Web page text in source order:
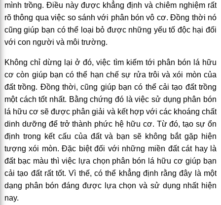
mình trồng. Điều này được khẳng định và chiêm nghiệm rất
rõ thông qua việc so sánh với phân bón vô cơ. Đồng thời nó
cũng giúp bạn có thể loại bỏ được những yếu tố độc hại đối
với con người và môi trường.
Không chỉ dừng lại ở đó, việc tìm kiếm tới phân bón lá hữu
cơ còn giúp bạn có thể hạn chế sự rửa trôi và xói mòn của
đất trồng. Đồng thời, cũng giúp bạn có thể cải tạo đất trồng
một cách tốt nhất. Bằng chứng đó là việc sử dụng phân bón
lá hữu cơ sẽ được phân giải và kết hợp với các khoáng chất
dinh dưỡng để trở thành phức hệ hữu cơ. Từ đó, tạo sự ổn
định trong kết cấu của đất và bạn sẽ không bắt gặp hiện
tượng xói mòn. Đặc biệt đối với những miền đất cát hay là
đất bạc màu thì việc lựa chọn phân bón lá hữu cơ giúp bạn
cải tạo đất rất tốt. Vì thế, có thể khẳng định rằng đây là một
dạng phân bón đáng được lựa chọn và sử dụng nhất hiện
nay.